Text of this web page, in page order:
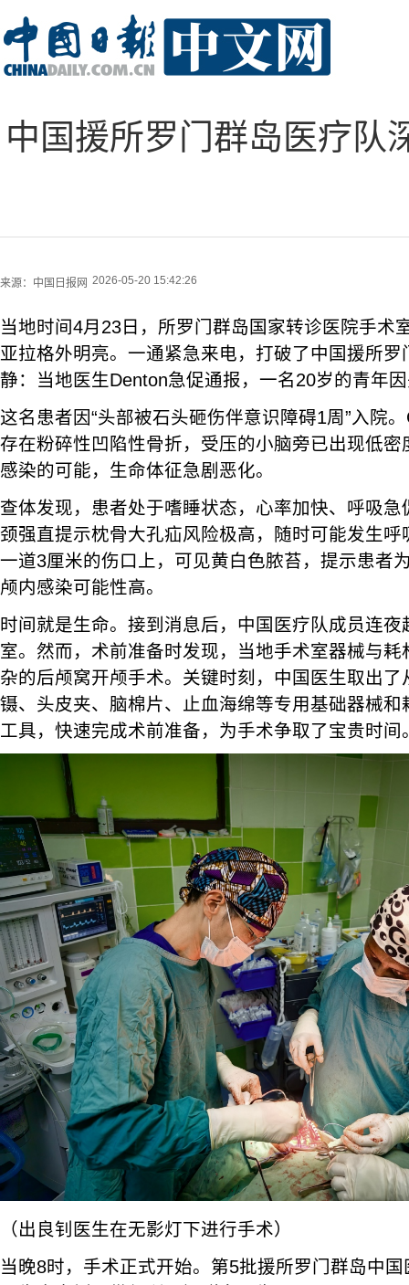
中国援所罗门群岛医疗队
来源： 中国日报网 2026-05-20 15:42:26
当地时间4月23日，所罗门群岛国家转诊医院手术
亚拉格外明亮。一通紧急来电，打破了中国援所
静：当地医生Denton急促通报，一名20岁的青年
这名患者因“头部被石头砸伤伴意识障碍1周”入院
存在粉碎性凹陷性骨折，受压的小脑旁已出现低
感染的可能，生命体征急剧恶化。
查体发现，患者处于嗜睡状态，心率加快、呼吸
颈强直提示枕骨大孔疝风险极高，随时可能发生
一道3厘米的伤口上，可见黄白色脓苔，提示患者
颅内感染可能性高。
时间就是生命。接到消息后，中国医疗队成员连
室。然而，术前准备时发现，当地手术室器械与
杂的后颅窝开颅手术。关键时刻，中国医生取出
镊、头皮夹、脑棉片、止血海绵等专用基础器械
工具，快速完成术前准备，为手术争取了宝贵时间
（出良钊医生在无影灯下进行手术）
当晚8时，手术正式开始。第5批援所罗门群岛中